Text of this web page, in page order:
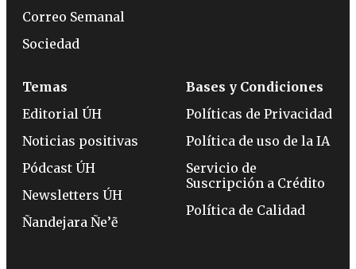
Correo Semanal
Sociedad
Temas
Editorial ÚH
Noticias positivas
Pódcast ÚH
Newsletters ÚH
Ñandejara Ñe’ẽ
Bases y Condiciones
Políticas de Privacidad
Política de uso de la IA
Servicio de
Suscripción a Crédito
Política de Calidad